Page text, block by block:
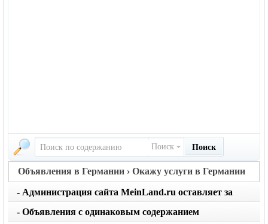
Поиск Поиск
Объявления в Германии › Окажу услуги в Германии
- Администрация сайта MeinLand.ru оставляет за
собой право редактировать объявление, не искажая
- Объявления с одинаковым содержанием